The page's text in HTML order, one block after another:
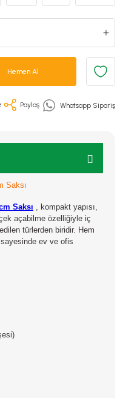
Hemen Al
Paylaş Whatsapp Sipariş
Saksı
Saksı , kompakt yapısı,
açabilme özelliğiyle iç
türlerden biridir. Hem
sayesinde ev ve ofis